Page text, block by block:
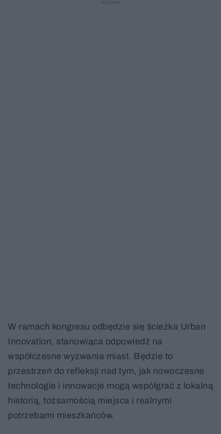
W ramach kongresu odbędzie się ścieżka Urban
Innovation, stanowiąca odpowiedź na
współczesne wyzwania miast. Będzie to
przestrzeń do refleksji nad tym, jak nowoczesne
technologie i innowacje mogą współgrać z lokalną
historią, tożsamością miejsca i realnymi
potrzebami mieszkańców.